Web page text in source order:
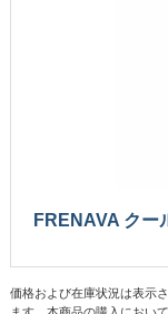
FRENAVA クー
価格および在庫状況は表示